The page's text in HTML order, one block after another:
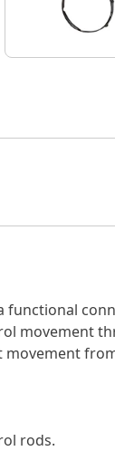
functional
movement
rods.